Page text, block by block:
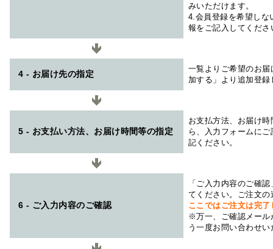
みいただけます。
4.会員登録を希望しな
報をご記入してくださ
4 - お届け先の指定
一覧よりご希望のお
加する」より追加登
5 - お支払い方法、お届け時間等の指定
お支払方法、お届け
ら、入力フォームに
記ください。
6 - ご入力内容のご確認
「ご入力内容のご確
てください。ご注文
ここではご注文は完
※万一、ご確認メール
う一度お問い合わせ